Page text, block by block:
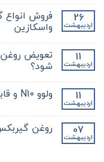
دیدگاهی
نکات
مهم
کلیدی
در
مورد
بکس
کامیون
باید
نشده 26
اردیبهشت
فروش انواع
واسکازین
برای
فروش
انواع
و
آشنایی
واسکازین
ثبت
نشده 11
اردیبهشت
تعویض روغن
شود؟
برای
تعویض
چه
ثبت
نشده 11
اردیبهشت
ولوو N10 و قابلیت‌های آن در حمل‌ونقل
ولوو
N10
نشده 07
اردیبهشت
روغن